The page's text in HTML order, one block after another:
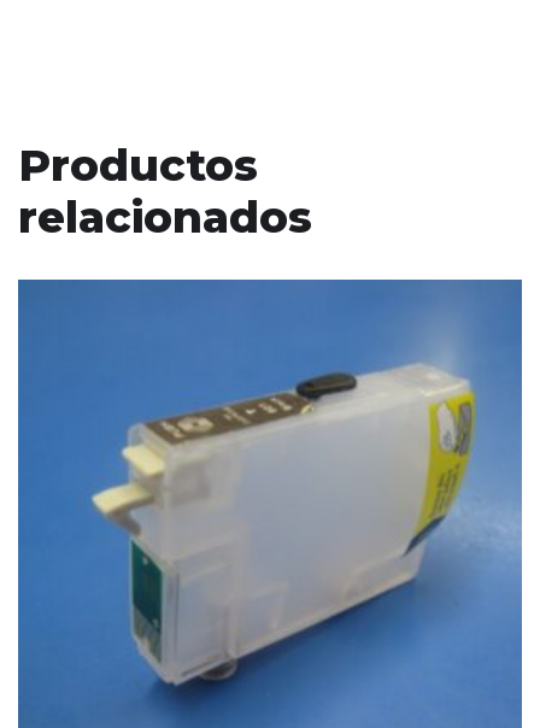
Productos
relacionados